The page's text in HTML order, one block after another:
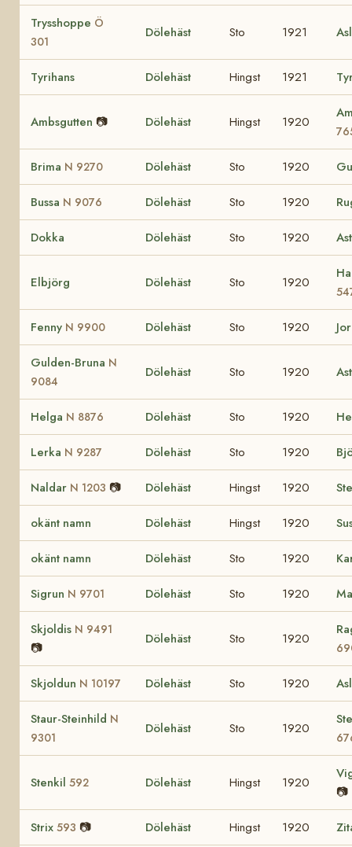
Trysshoppe Ö
301
Dölehäst Sto 1921
Tyrihans Dölehäst Hingst 1921
Ambsgutten 📷 Dölehäst Hingst 1920
Brima N 9270 Dölehäst Sto 1920
Bussa N 9076 Dölehäst Sto 1920
Dokka Dölehäst Sto 1920
Elbjörg Dölehäst Sto 1920
Fenny N 9900 Dölehäst Sto 1920
Gulden-Bruna N
9084
Dölehäst Sto 1920
Helga N 8876 Dölehäst Sto 1920
Lerka N 9287 Dölehäst Sto 1920
Naldar N 1203 📷 Dölehäst Hingst 1920
okänt namn Dölehäst Hingst 1920
okänt namn Dölehäst Sto 1920
Sigrun N 9701 Dölehäst Sto 1920
Skjoldis N 9491
📷
Dölehäst Sto 1920
Skjoldun N 10197 Dölehäst Sto 1920
Staur-Steinhild N
9301
Dölehäst Sto 1920
Stenkil 592 Dölehäst Hingst 1920
📷
Strix 593 📷 Dölehäst Hingst 1920